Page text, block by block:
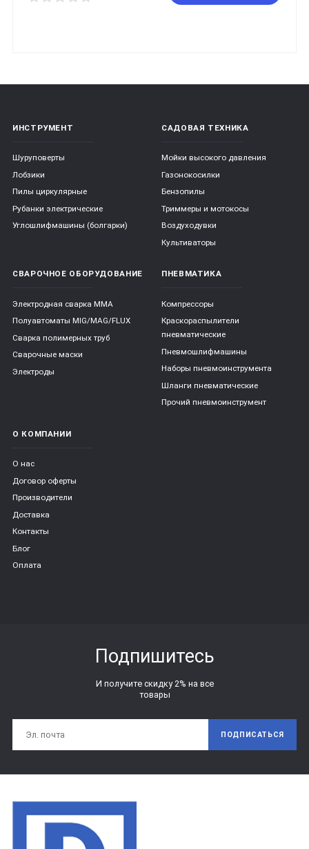
ИНСТРУМЕНТ
Шуруповерты
Лобзики
Пилы циркулярные
Рубанки электрические
Углошлифмашины (болгарки)
САДОВАЯ ТЕХНИКА
Мойки высокого давления
Газонокосилки
Бензопилы
Триммеры и мотокосы
Воздуходувки
Культиваторы
СВАРОЧНОЕ ОБОРУДОВАНИЕ
Электродная сварка ММА
Полуавтоматы MIG/MAG/FLUX
Сварка полимерных труб
Сварочные маски
Электроды
ПНЕВМАТИКА
Компрессоры
Краскораспылители
пневматические
Пневмошлифмашины
Наборы пневмоинструмента
Шланги пневматические
Прочий пневмоинструмент
О КОМПАНИИ
О нас
Договор оферты
Производители
Доставка
Контакты
Блог
Оплата
Подпишитесь
И получите скидку 2% на все
товары
ПОДПИСАТЬСЯ